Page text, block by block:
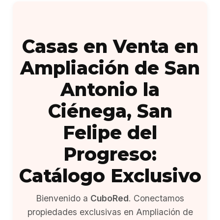
Casas en Venta en
Ampliación de San
Antonio la
Ciénega, San
Felipe del
Progreso:
Catálogo Exclusivo
Bienvenido a CuboRed. Conectamos
propiedades exclusivas en Ampliación de